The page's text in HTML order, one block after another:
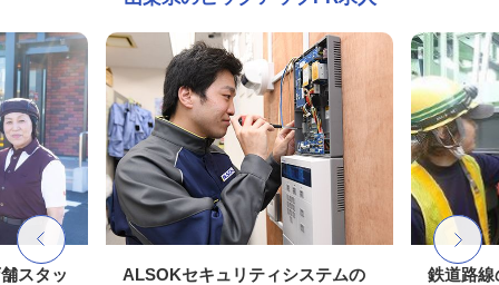
スタッ
ALSOKセキュリティシステムの
鉄道路線